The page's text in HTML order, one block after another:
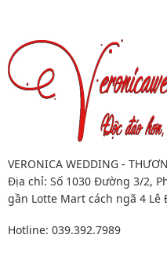
VERONICA WEDDING -
Địa chỉ: Số 1030 Đường 3/2,
gần Lotte Mart cách ngã 4 Lê
Hotline: 039.392.7989